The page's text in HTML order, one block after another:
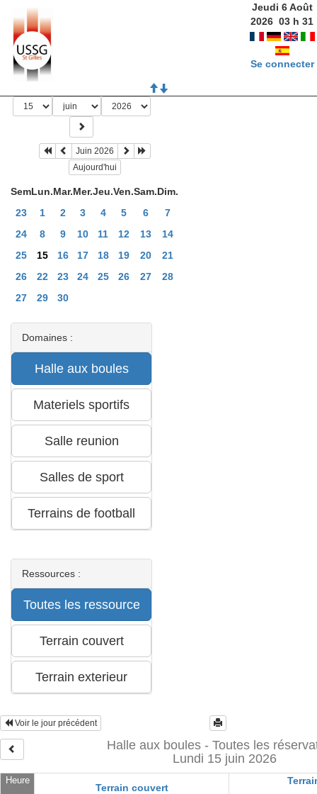
Jeudi 6 Août
2026 03 h31
Se connecter
Juin 2026
Aujourd'hui
SemLun.Mar.Mer.Jeu.Ven.Sam.Dim.
23
1 2 3 4 5 6
7
24
8 9 10 11 12 13
14
25
15 16 17 18 19 20
21
26
22 23 24 25 26 27
28
27
29 30
Domaines :
Ressources :
Voir le jour précédent
Halle aux boules - Toutes les
Lundi 15 juin 2026
Heure
Terrain couvert